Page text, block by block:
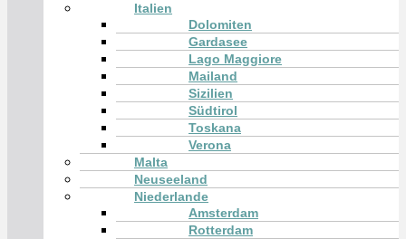
Italien
Dolomiten
Gardasee
Lago Maggiore
Mailand
Sizilien
Südtirol
Toskana
Verona
Malta
Neuseeland
Niederlande
Amsterdam
Rotterdam